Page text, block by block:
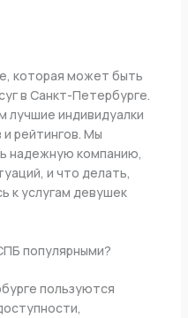
которая может быть
в Санкт-Петербурге.
лучшие индивидуалки
и рейтингов. Мы
надежную компанию,
и что делать,
к услугам девушек
популярными?
пользуются